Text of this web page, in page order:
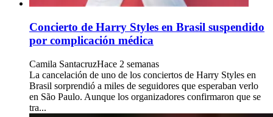
Concierto de Harry Styles en Brasil suspendido
por complicación médica
Camila SantacruzHace 2 semanas
La cancelación de uno de los conciertos de Harry Styles en
Brasil sorprendió a miles de seguidores que esperaban verlo
en São Paulo. Aunque los organizadores confirmaron que se
tra...